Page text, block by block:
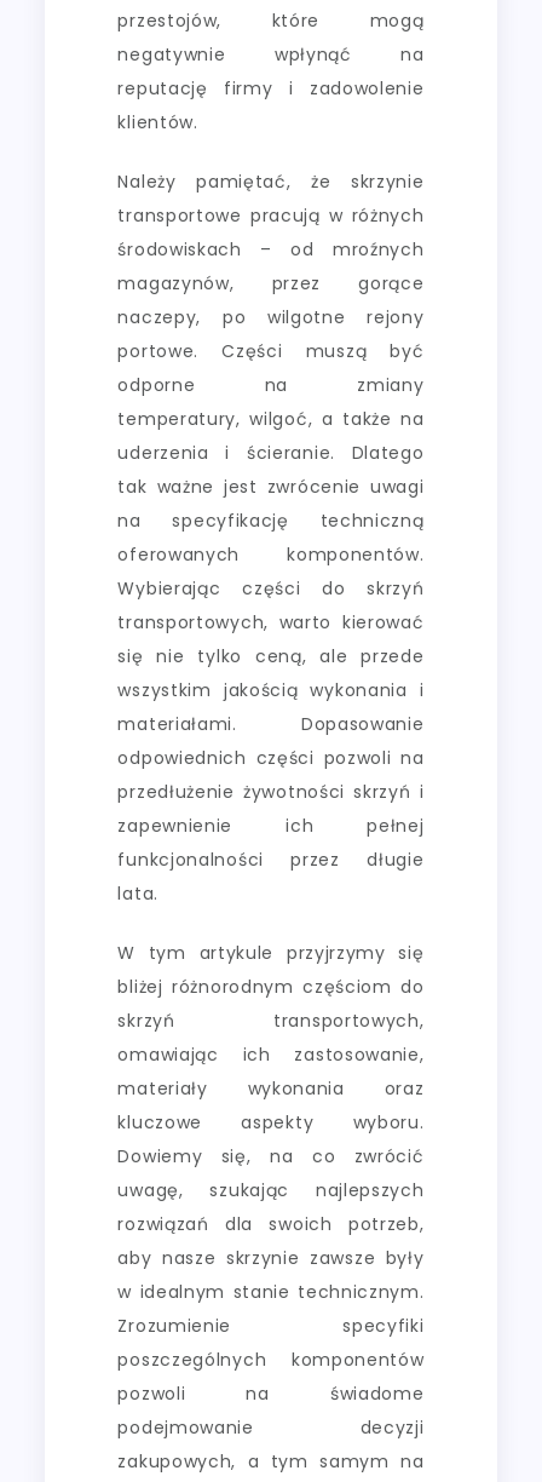
przestojów, które mogą
negatywnie wpłynąć na
reputację firmy i zadowolenie
klientów.
Należy pamiętać, że skrzynie
transportowe pracują w różnych
środowiskach – od mroźnych
magazynów, przez gorące
naczepy, po wilgotne rejony
portowe. Części muszą być
odporne na zmiany
temperatury, wilgoć, a także na
uderzenia i ścieranie. Dlatego
tak ważne jest zwrócenie uwagi
na specyfikację techniczną
oferowanych komponentów.
Wybierając części do skrzyń
transportowych, warto kierować
się nie tylko ceną, ale przede
wszystkim jakością wykonania i
materiałami. Dopasowanie
odpowiednich części pozwoli na
przedłużenie żywotności skrzyń i
zapewnienie ich pełnej
funkcjonalności przez długie
lata.
W tym artykule przyjrzymy się
bliżej różnorodnym częściom do
skrzyń transportowych,
omawiając ich zastosowanie,
materiały wykonania oraz
kluczowe aspekty wyboru.
Dowiemy się, na co zwrócić
uwagę, szukając najlepszych
rozwiązań dla swoich potrzeb,
aby nasze skrzynie zawsze były
w idealnym stanie technicznym.
Zrozumienie specyfiki
poszczególnych komponentów
pozwoli na świadome
podejmowanie decyzji
zakupowych, a tym samym na